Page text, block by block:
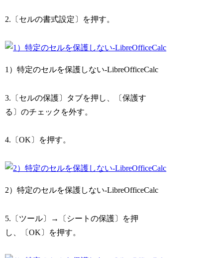
2.〔セルの書式設定〕を押す。
1）特定のセルを保護しない-LibreOfficeCalc
3.〔セルの保護〕タブを押し、〔保護す
る〕のチェックを外す。
4.〔OK〕を押す。
2）特定のセルを保護しない-LibreOfficeCalc
5.〔ツール〕→〔シートの保護〕を押
し、〔OK〕を押す。